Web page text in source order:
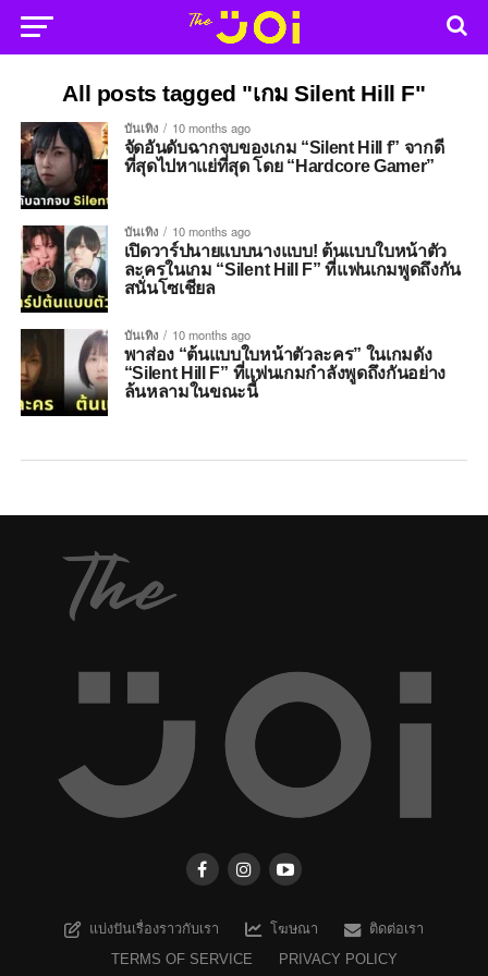
All posts tagged "เกม Silent Hill F"
บันเทิง 10 months ago
จัดอันดับฉากจบของเกม “Silent Hill f” จากดี
ที่สุดไปหาแย่ที่สุด โดย “Hardcore Gamer”
บันเทิง 10 months ago
เปิดวาร์ปนายแบบนางแบบ! ต้นแบบใบหน้าตัว
ละครในเกม “Silent Hill F” ที่แฟนเกมพูดถึงกัน
สนั่นโซเชียล
บันเทิง 10 months ago
พาส่อง “ต้นแบบใบหน้าตัวละคร” ในเกมดัง
“Silent Hill F” ที่แฟนเกมกำลังพูดถึงกันอย่าง
ล้นหลามในขณะนี้
แบ่งปันเรื่องราวกับเรา โฆษณา
ติดต่อเรา
TERMS OF SERVICE
PRIVACY POLICY